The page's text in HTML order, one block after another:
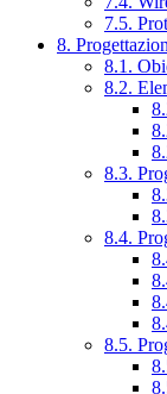
7.5.
8.
8.1.
8.2.
8.3.
8.4.
8.5.